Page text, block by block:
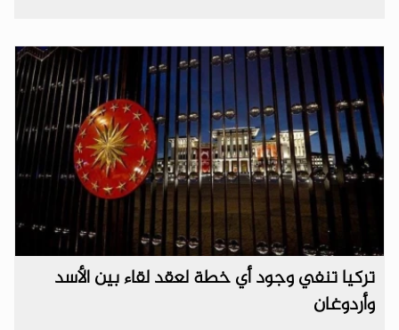
تركيا تنفي وجود أي خطة لعقد لقاء بين الأسد
وأردوغان